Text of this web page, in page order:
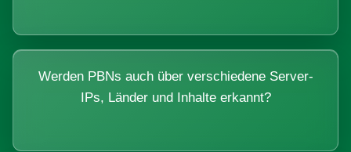
Werden PBNs auch über verschiedene Server-
IPs, Länder und Inhalte erkannt?